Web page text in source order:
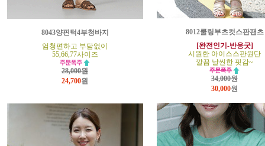
8043양핀턱4부청바지
엄청편하고 부담없이
55,66,77사이즈
28,000원
24,700원
8012쿨링부츠컷스판팬츠
[완전인기-반응굿]
시원한 아이스스판원단
깔끔 날씬한 핏감~
34,000원
30,000원